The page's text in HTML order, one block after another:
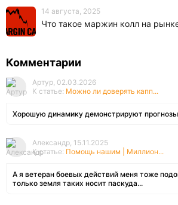
14 августа, 2025
Что такое маржин колл на
Комментарии
Артур, 02.03.2026
К статье: Можно ли доверять капп...
Хорошую динамику демонстрируют прогнозы
Александр, 15.11.2025
К статье: Помощь нашим | Миллион...
А я ветеран боевых действий меня тоже
только земля таких носит паскуда...